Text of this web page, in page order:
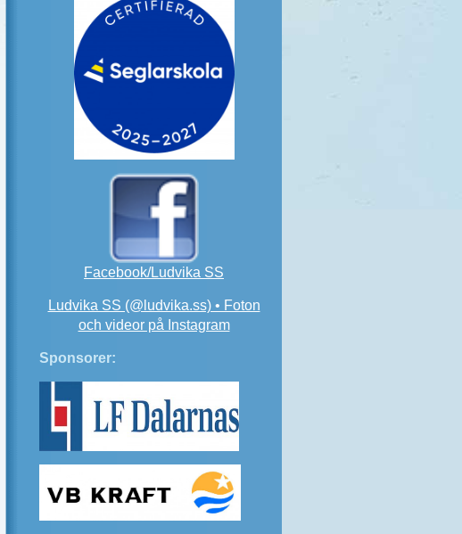
Facebook/Ludvika SS
Ludvika SS (@ludvika.ss) • Foton
och videor på Instagram
Sponsorer: